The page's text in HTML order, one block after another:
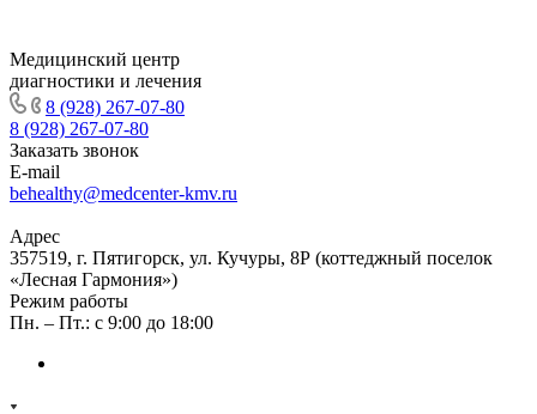
Медицинский центр
диагностики и лечения
8 (928) 267-07-80
8 (928) 267-07-80
Заказать звонок
E-mail
behealthy@medcenter-kmv.ru
Адрес
357519, г. Пятигорск, ул. Кучуры, 8Р (коттеджный поселок
«Лесная Гармония»)
Режим работы
Пн. – Пт.: с 9:00 до 18:00